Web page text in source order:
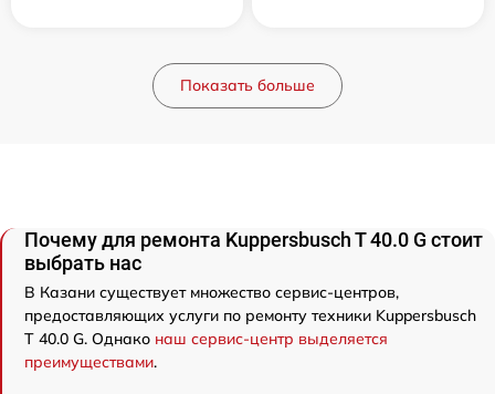
Показать больше
Почему для ремонта Kuppersbusch T 40.0 G стоит
выбрать нас
В Казани существует множество сервис-центров,
предоставляющих услуги по ремонту техники Kuppersbusch
T 40.0 G. Однако наш сервис-центр выделяется
преимуществами.